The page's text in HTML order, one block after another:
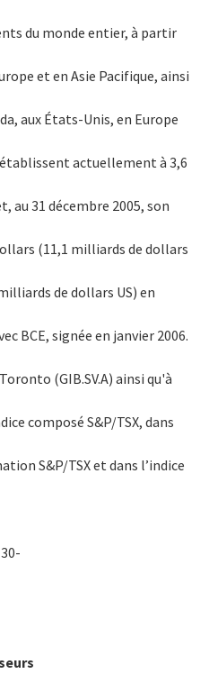
du monde entier, à partir
et en Asie Pacifique, ainsi
aux États-Unis, en Europe
actuellement à 3,6
au 31 décembre 2005, son
(11,1 milliards de dollars
de dollars US) en
BCE, signée en janvier 2006.
(GIB.SV.A) ainsi qu'à
composé S&P/TSX, dans
S&P/TSX et dans l’indice